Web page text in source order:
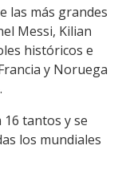
las más grandes
Messi, Kilian
históricos e
y Noruega
16 tantos y se
los mundiales